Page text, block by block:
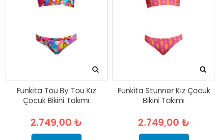
Funkita Tou By Tou Kız
Çocuk Bikini Takımı
2.749,00 ₺
Funkita Stunner Kız Çocuk
Bikini Takımı
2.749,00 ₺